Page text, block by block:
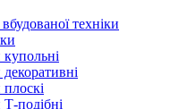
техніки
подібні